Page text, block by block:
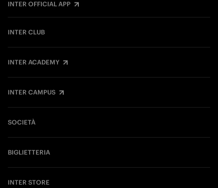
INTER OFFICIAL APP
INTER CLUB
INTER ACADEMY
INTER CAMPUS
SOCIETÀ
BIGLIETTERIA
INTER STORE